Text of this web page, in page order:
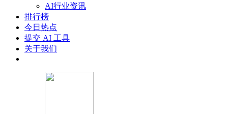
AI行业资讯
排行榜
今日热点
提交 AI 工具
关于我们